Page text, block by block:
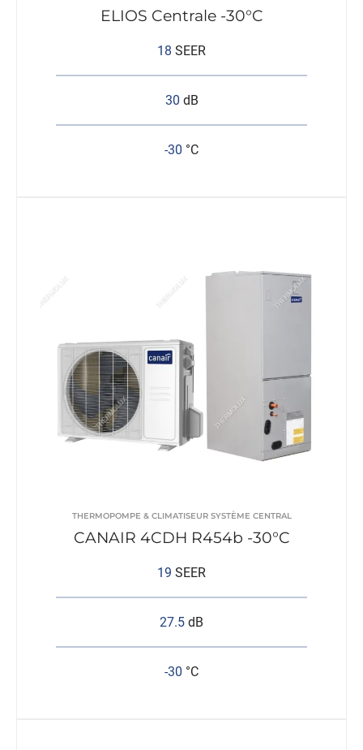
ELIOS Centrale -30°C
18 SEER
30 dB
-30 °C
THERMOPOMPE & CLIMATISEUR SYSTÈME CENTRAL
CANAIR 4CDH R454b -30°C
19 SEER
27.5 dB
-30 °C